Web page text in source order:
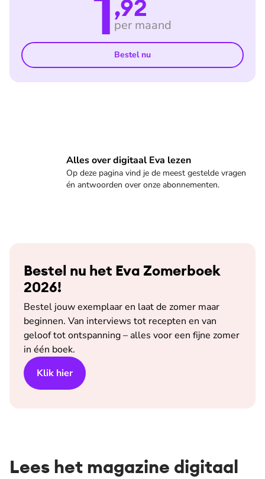
,92
per maand
Bestel nu
Alles over digitaal Eva lezen
Op deze pagina vind je de meest gestelde vragen
én antwoorden over onze abonnementen.
Veelgestelde vragen
Bestel nu het Eva Zomerboek
2026!
Bestel jouw exemplaar en laat de zomer maar
beginnen. Van interviews tot recepten en van
geloof tot ontspanning – alles voor een fijne zomer
in één boek.
Klik hier
Lees het magazine digitaal